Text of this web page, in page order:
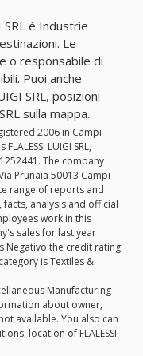
SRL è Industrie
Le
o responsabile di
Puoi anche
SRL, posizioni
sulla mappa.
2006 in Campi
LUIGI SRL,
The company
Prunaia 50013 Campi
range of reports and
analysis and official
work in this
sales for last year
Negativo the credit rating.
is Textiles &
Manufacturing
about owner,
available. You also can
location of FLALESSI